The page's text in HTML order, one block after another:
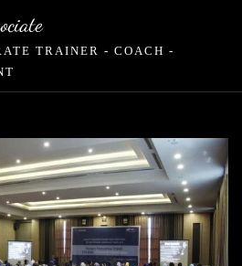
TRAINER - COACH -